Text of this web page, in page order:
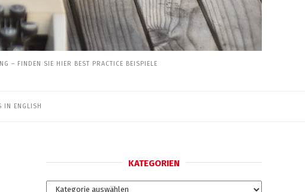
– FINDEN SIE HIER BEST PRACTICE BEISPIELE
IN ENGLISH
KATEGORIEN
Kategorien